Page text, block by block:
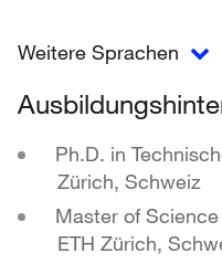
Weitere Sprachen
Ph.D. in
Zürich, Schweiz
Master of
ETH Zürich,